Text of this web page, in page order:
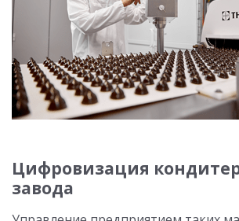
Цифровизация
завода